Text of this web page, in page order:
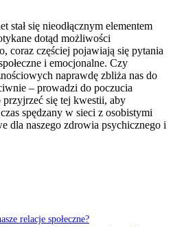
stał się nieodłącznym elementem
dotąd możliwości
coraz częściej pojawiają się pytania
i emocjonalne. Czy
naprawdę zbliża nas do
– prowadzi do poczucia
się tej kwestii, aby
spędzany w sieci z osobistymi
dla naszego zdrowia psychicznego i
relacje społeczne?